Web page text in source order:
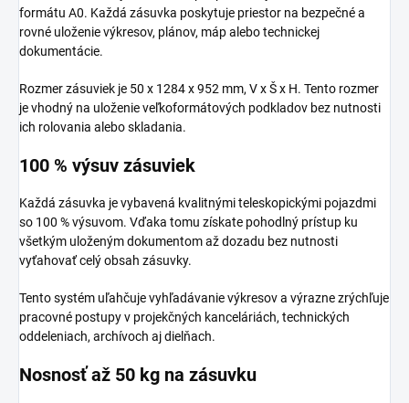
formátu A0. Každá zásuvka poskytuje priestor na bezpečné a
rovné uloženie výkresov, plánov, máp alebo technickej
dokumentácie.
Rozmer zásuviek je 50 x 1284 x 952 mm, V x Š x H. Tento rozmer
je vhodný na uloženie veľkoformátových podkladov bez nutnosti
ich rolovania alebo skladania.
100 % výsuv zásuviek
Každá zásuvka je vybavená kvalitnými teleskopickými pojazdmi
so 100 % výsuvom. Vďaka tomu získate pohodlný prístup ku
všetkým uloženým dokumentom až dozadu bez nutnosti
vyťahovať celý obsah zásuvky.
Tento systém uľahčuje vyhľadávanie výkresov a výrazne zrýchľuje
pracovné postupy v projekčných kanceláriách, technických
oddeleniach, archívoch aj dielňach.
Nosnosť až 50 kg na zásuvku